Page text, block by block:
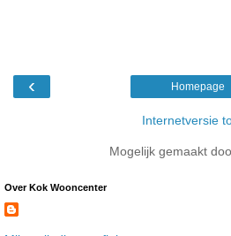
‹ Homepage
Internetversie
Mogelijk gemaakt
Over Kok Wooncenter